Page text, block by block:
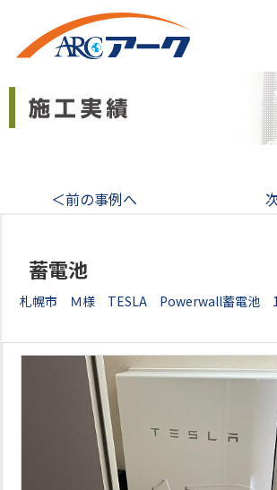
＜前の事例へ
蓄電池
札幌市 Ｍ様 TESLA Powerwall蓄電池